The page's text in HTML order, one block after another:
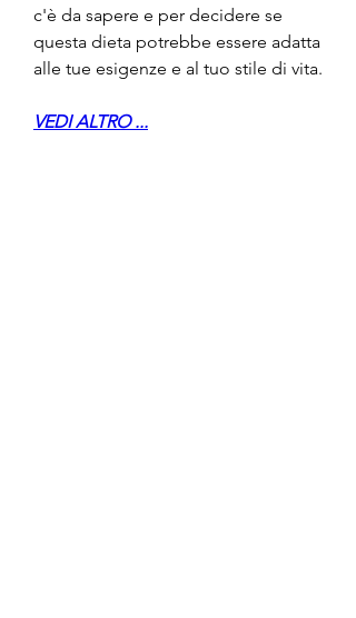
c'è da sapere e per decidere se
questa dieta potrebbe essere adatta
alle tue esigenze e al tuo stile di vita.
VEDI ALTRO ...